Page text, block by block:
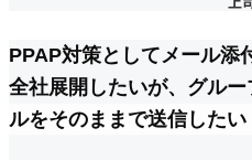
PPAP対策としてメール添
全社展開したいが、グル
ルをそのままで送信したい